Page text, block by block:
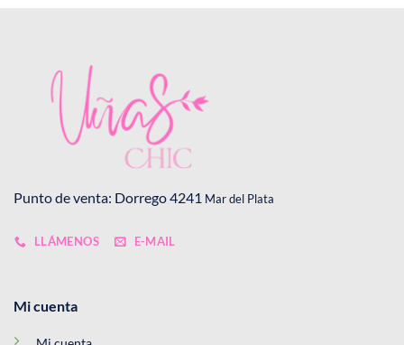
Punto de venta: Dorrego 4241 Mar del Plata
LLÁMENOS E-MAIL
Mi cuenta